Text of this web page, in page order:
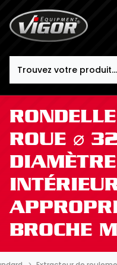
ROUE ⌀
BROCHE